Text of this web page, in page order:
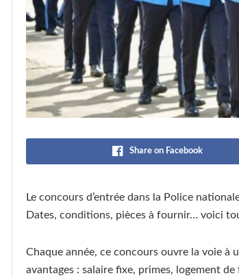
Share on Facebook
Le concours d’entrée dans la Police
Dates, conditions, pièces à fournir… voici
Chaque année, ce concours ouvre la voie à
avantages : salaire fixe, primes, logement